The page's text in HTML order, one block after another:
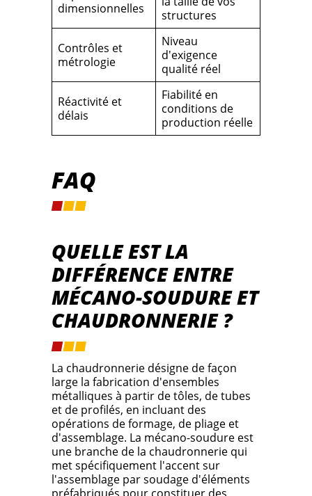
dimensionnelles
structures
Contrôles et
métrologie
Niveau
d'exigence
qualité réel
Réactivité et
délais
Fiabilité en
conditions de
production réelle
FAQ
QUELLE EST LA
DIFFÉRENCE ENTRE
MÉCANO-SOUDURE ET
CHAUDRONNERIE ?
La chaudronnerie désigne de façon
large la fabrication d'ensembles
métalliques à partir de tôles, de tubes
et de profilés, en incluant des
opérations de formage, de pliage et
d'assemblage. La mécano-soudure est
une branche de la chaudronnerie qui
met spécifiquement l'accent sur
l'assemblage par soudage d'éléments